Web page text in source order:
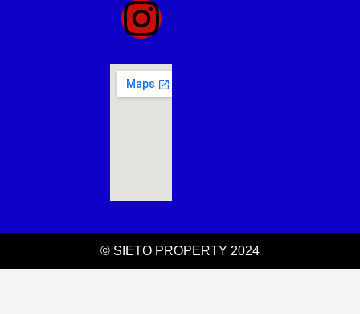
© SIETO PROPERTY 2024